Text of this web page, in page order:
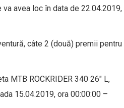
avea loc în data de 22.04.2019,
câte 2 (două) premii pentru
MTB ROCKRIDER 340 26" L,
15.04.2019, ora 00:00:00 –